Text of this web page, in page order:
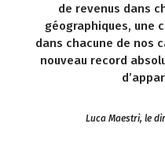
de revenus dans
géographiques, une
dans chacune de nos
nouveau record
Luca Maestri, le